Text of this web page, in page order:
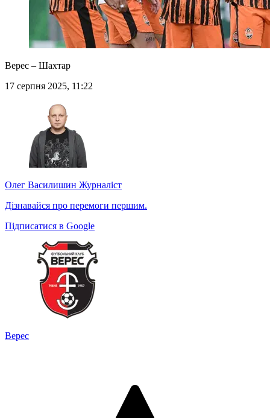
Верес – Шахтар
17 серпня 2025, 11:22
Олег Василишин Журналіст
Дізнавайся про перемоги першим.
Підписатися в Google
Верес